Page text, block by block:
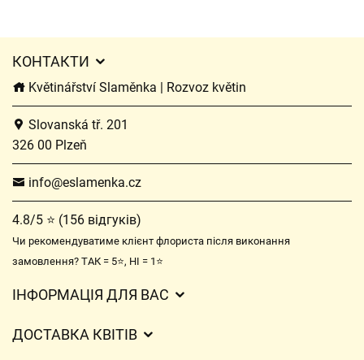
КОНТАКТИ
Květinářství Slaměnka | Rozvoz květin
Slovanská tř. 201
326 00 Plzeň
info@eslamenka.cz
4.8/5 ⭐ (156 відгуків)
Чи рекомендуватиме клієнт флориста після виконання
замовлення? ТАК = 5⭐, НІ = 1⭐
ІНФОРМАЦІЯ ДЛЯ ВАС
Захист персональних даних
ДОСТАВКА КВІТІВ